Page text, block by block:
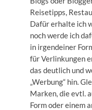
Reisetipps,
Dafür erhalte ich
noch werde ich
in irgendeiner
für Verlinkungen
das deutlich und
„Werbung“ hin.
Marken, die evtl.
Form oder einem